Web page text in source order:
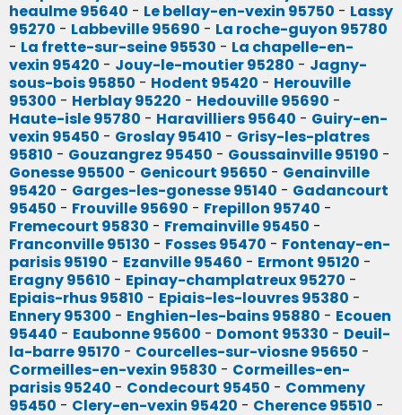
heaulme 95640 - Le bellay-en-vexin 95750 - Lassy
95270 - Labbeville 95690 - La roche-guyon 95780
- La frette-sur-seine 95530 - La chapelle-en-
vexin 95420 - Jouy-le-moutier 95280 - Jagny-
sous-bois 95850 - Hodent 95420 - Herouville
95300 - Herblay 95220 - Hedouville 95690 -
Haute-isle 95780 - Haravilliers 95640 - Guiry-en-
vexin 95450 - Groslay 95410 - Grisy-les-platres
95810 - Gouzangrez 95450 - Goussainville 95190 -
Gonesse 95500 - Genicourt 95650 - Genainville
95420 - Garges-les-gonesse 95140 - Gadancourt
95450 - Frouville 95690 - Frepillon 95740 -
Fremecourt 95830 - Fremainville 95450 -
Franconville 95130 - Fosses 95470 - Fontenay-en-
parisis 95190 - Ezanville 95460 - Ermont 95120 -
Eragny 95610 - Epinay-champlatreux 95270 -
Epiais-rhus 95810 - Epiais-les-louvres 95380 -
Ennery 95300 - Enghien-les-bains 95880 - Ecouen
95440 - Eaubonne 95600 - Domont 95330 - Deuil-
la-barre 95170 - Courcelles-sur-viosne 95650 -
Cormeilles-en-vexin 95830 - Cormeilles-en-
parisis 95240 - Condecourt 95450 - Commeny
95450 - Clery-en-vexin 95420 - Cherence 95510 -